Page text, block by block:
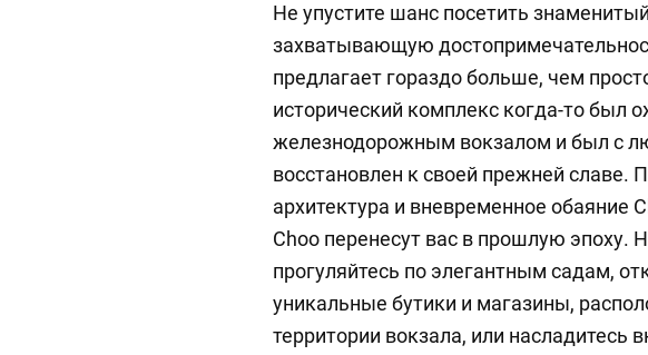
Не упустите шанс посетить
захватывающую
предлагает гораздо больше, чем
исторический комплекс когда-то был
железнодорожным вокзалом и был с
восстановлен к своей прежней славе.
архитектура и вневременное обаяние
Choo перенесут вас в прошлую эпоху.
прогуляйтесь по элегантным садам,
уникальные бутики и магазины,
территории вокзала, или насладитесь